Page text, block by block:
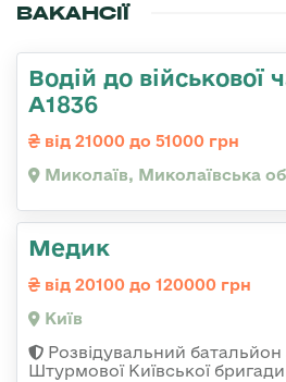
ВАКАНСІЇ
Водій до військової
А1836
від 21000 до 51000 грн
Миколаїв, Миколаївська
Медик
від 20100 до 120000 грн
Київ
Розвідувальний
Штурмової Київської бригади